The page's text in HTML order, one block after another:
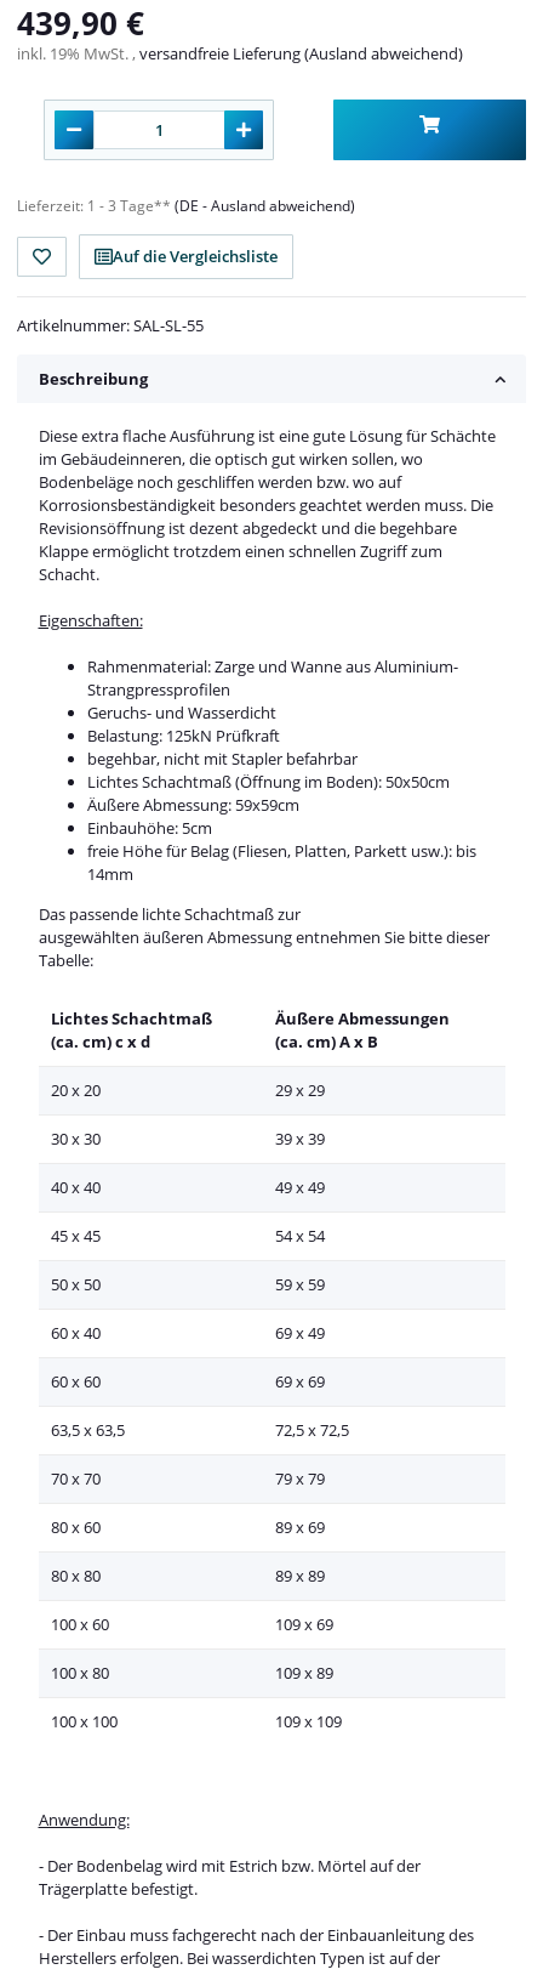
439,90 €
inkl. 19% MwSt. ,versandfreie Lieferung (Ausland abweichend)
Lieferzeit: 1 - 3 Tage** (DE - Ausland abweichend)
Auf die Vergleichsliste
Artikelnummer:SAL-SL-55
Beschreibung
Diese extra flache Ausführung ist eine gute Lösung für Schächte
im Gebäudeinneren, die optisch gut wirken sollen, wo
Bodenbeläge noch geschliffen werden bzw. wo auf
Korrosionsbeständigkeit besonders geachtet werden muss. Die
Revisionsöffnung ist dezent abgedeckt und die begehbare
Klappe ermöglicht trotzdem einen schnellen Zugriff zum
Schacht.
Eigenschaften:
Rahmenmaterial: Zarge und Wanne aus Aluminium-
Strangpressprofilen
Geruchs- und Wasserdicht
Belastung: 125kN Prüfkraft
begehbar, nicht mit Stapler befahrbar
Lichtes Schachtmaß (Öffnung im Boden): 50x50cm
Äußere Abmessung: 59x59cm
Einbauhöhe: 5cm
freie Höhe für Belag (Fliesen, Platten, Parkett usw.): bis
14mm
Das passende lichte Schachtmaß zur
ausgewählten äußeren Abmessung entnehmen Sie bitte dieser
Tabelle:
Lichtes Schachtmaß
(ca. cm) c x d
Äußere Abmessungen
(ca. cm) A x B
20 x 20 29 x 29
30 x 30 39 x 39
40 x 40 49 x 49
45 x 45 54 x 54
50 x 50 59 x 59
60 x 40 69 x 49
60 x 60 69 x 69
63,5 x 63,5 72,5 x 72,5
70 x 70 79 x 79
80 x 60 89 x 69
80 x 80 89 x 89
100 x 60 109 x 69
100 x 80 109 x 89
100 x 100 109 x 109
Anwendung:
- Der Bodenbelag wird mit Estrich bzw. Mörtel auf der
Trägerplatte befestigt.
- Der Einbau muss fachgerecht nach der Einbauanleitung des
Herstellers erfolgen. Bei wasserdichten Typen ist auf der